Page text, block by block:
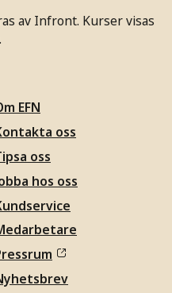
av Infront. Kurser visas
EFN
oss
oss
hos oss